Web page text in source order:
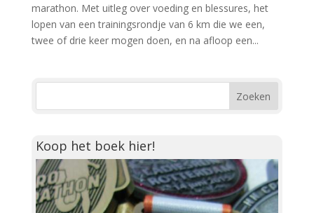
marathon. Met uitleg over voeding en blessures, het
lopen van een trainingsrondje van 6 km die we een,
twee of drie keer mogen doen, en na afloop een...
Koop het boek hier!